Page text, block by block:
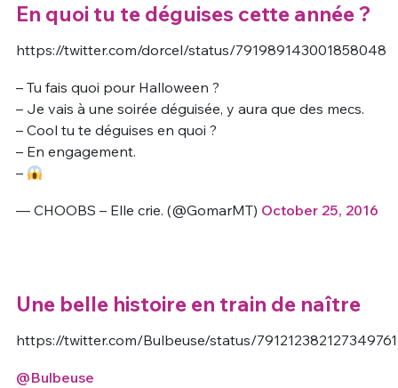
En quoi tu te déguises cette année ?
https://twitter.com/dorcel/status/791989143001858048
– Tu fais quoi pour Halloween ?
– Je vais à une soirée déguisée, y aura que des mecs.
– Cool tu te déguises en quoi ?
– En engagement.
–
— CHOOBS – Elle crie. (@GomarMT) October 25, 2016
Une belle histoire en train de naître
https://twitter.com/Bulbeuse/status/791212382127349761
@Bulbeuse